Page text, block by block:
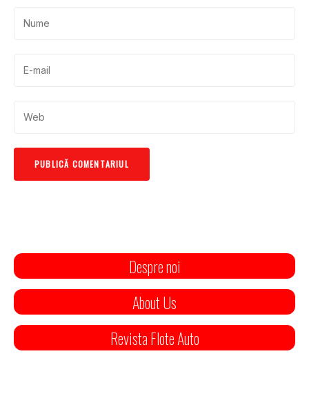
Despre noi
About Us
Revista Flote Auto